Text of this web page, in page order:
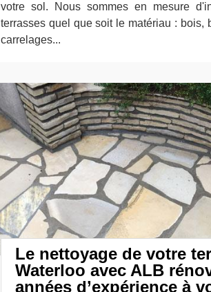
votre sol. Nous sommes en mesure
terrasses quel que soit le matériau : bois,
carrelages...
Le nettoyage de votre
Waterloo avec ALB
années d’expérience à